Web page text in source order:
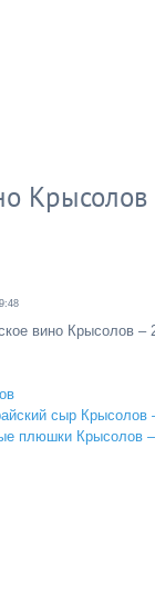
Крысолов
вино Крысолов –
сыр Крысолов
плюшки Крысолов